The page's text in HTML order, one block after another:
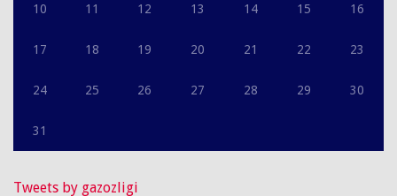
10 11 12 13 14 15 16
17 18 19 20 21 22 23
24 25 26 27 28 29 30
31
Tweets by gazozligi